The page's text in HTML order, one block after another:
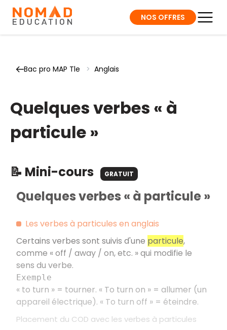
NOS OFFRES
Bac pro MAP Tle > Anglais
Quelques verbes « à
particule »
📝 Mini-cours GRATUIT
Quelques verbes « à particule »
Les verbes à particules en anglais
Certains verbes sont suivis d'une particule,
comme « off / away / on, etc. » qui modifie le
sens du verbe.
Exemple
« to turn » = tourner. « To turn on » = allumer (un
appareil électrique). « To turn off » = éteindre.
Placement du COD avec les verbes à particules